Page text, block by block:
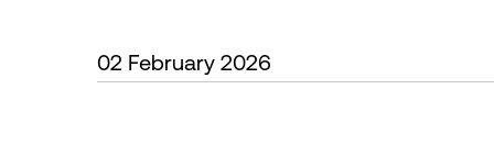
02 February 2026